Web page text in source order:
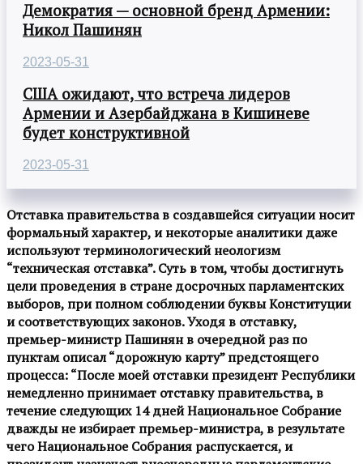
Демократия — основной бренд Армении:
Никол Пашинян
2023-05-31
США ожидают, что встреча лидеров
Армении и Азербайджана в Кишиневе
будет конструктивной
2023-05-31
Отставка правительства в создавшейся ситуации носит
формальный характер, и некоторые аналитики даже
используют терминологический неологизм
“техническая отставка”. Суть в том, чтобы достигнуть
цели проведения в стране досрочных парламентских
выборов, при полном соблюдении буквы Конституции
и соответствующих законов. Уходя в отставку,
премьер-министр Пашинян в очередной раз по
пунктам описал “дорожную карту” предстоящего
процесса: “После моей отставки президент Республики
немедленно принимает отставку правительства, в
течение следующих 14 дней Национальное Собрание
дважды не избирает премьер-министра, в результате
чего Национальное Собрания распускается, и